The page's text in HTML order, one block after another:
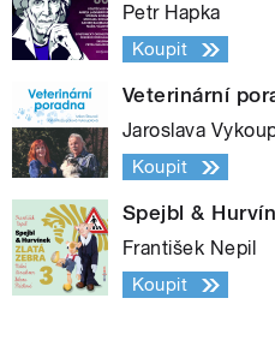
Petr Hapka
Koupit
Veterinární
Jaroslava
Koupit
Spejbl &
František Nepil
Koupit